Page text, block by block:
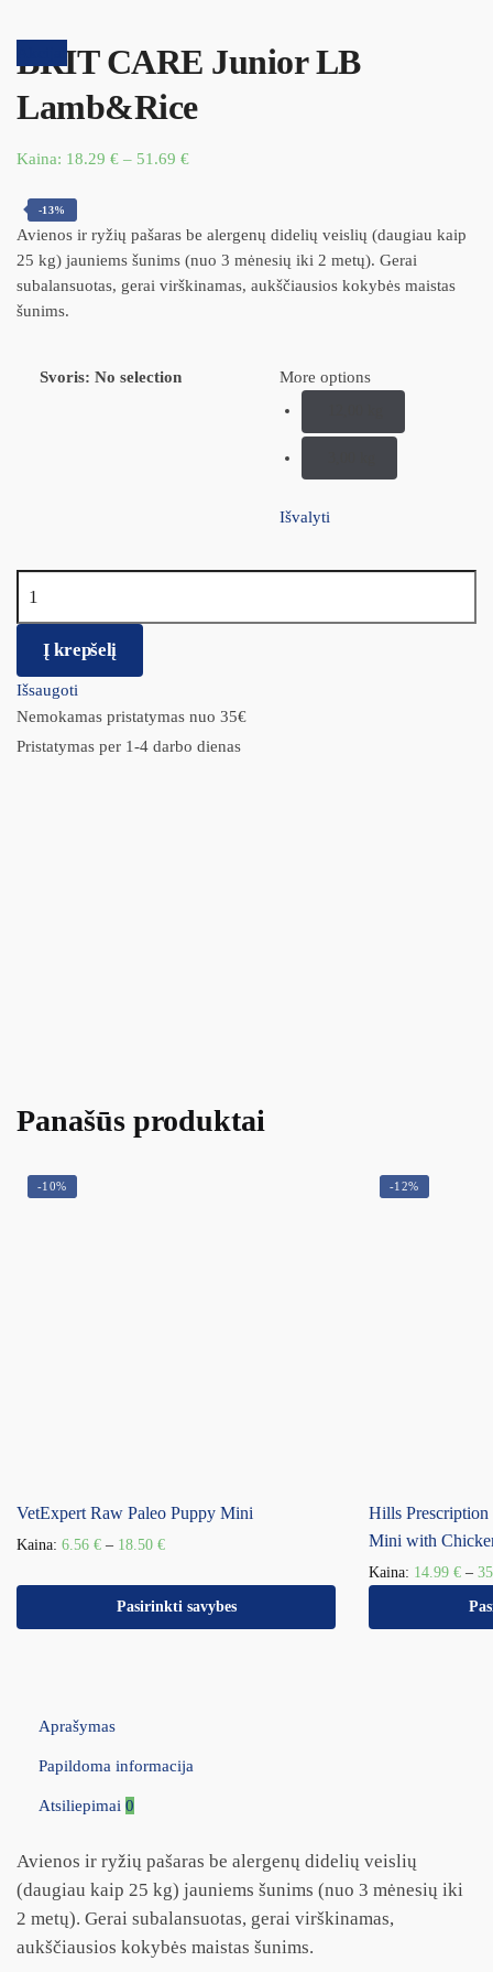
BRIT CARE Junior LB
Lamb&Rice
Kaina: 18.29 € – 51.69 €
-13%
Avienos ir ryžių pašaras be alergenų didelių veislių (daugiau kaip
25 kg) jauniems šunims (nuo 3 mėnesių iki 2 metų). Gerai
subalansuotas, gerai virškinamas, aukščiausios kokybės maistas
šunims.
Svoris: No selection More options
Išvalyti
Į krepšelį
Išsaugoti
Nemokamas pristatymas nuo 35€
Pristatymas per 1-4 darbo dienas
Panašūs produktai
-10%
VetExpert Raw Paleo Puppy Mini
Kaina: 6.56 € – 18.50 €
Pasirinkti savybes
-12%
Hills
Mini with
Kaina: 14.99 € –
Aprašymas
Papildoma informacija
Atsiliepimai 0
Avienos ir ryžių pašaras be alergenų didelių veislių
(daugiau kaip 25 kg) jauniems šunims (nuo 3 mėnesių iki
2 metų). Gerai subalansuotas, gerai virškinamas,
aukščiausios kokybės maistas šunims.